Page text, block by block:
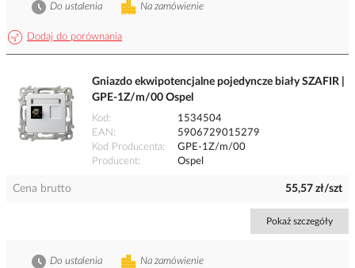
Dodaj do porównania
Na zamówienie
Do ustalenia
Gniazdo ekwipotencjalne pojedyncze biały SZAFIR |
GPE-1Z/m/00 Ospel
Kod
1534504
EAN
5906729015279
Kod Producenta
GPE-1Z/m/00
Producent
Ospel
Cena brutto 55,57 zł/szt
Pokaż szczegóły
Na zamówienie
Do ustalenia